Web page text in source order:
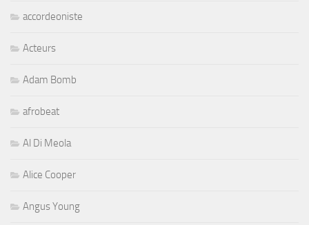
accordeoniste
Acteurs
Adam Bomb
afrobeat
Al Di Meola
Alice Cooper
Angus Young